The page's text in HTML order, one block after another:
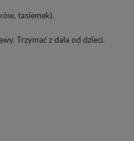
tasiemek).
Trzymać z dala od dzieci.